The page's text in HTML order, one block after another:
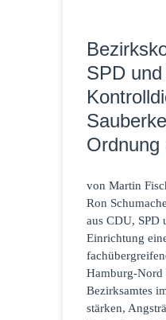
SPD und
Ordnung
von Martin
Ron
aus CDU, SPD
Einrichtung
Hamburg-Nord
Bezirksamtes
stärken,